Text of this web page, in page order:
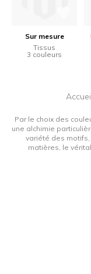
Sur mesure
Tissus
3 couleurs
Par le choix des
une alchimie
variété des
matières, le